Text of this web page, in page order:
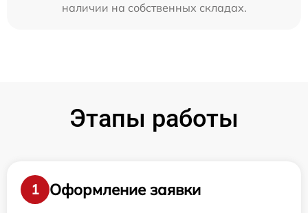
наличии на собственных складах.
Этапы работы
1
Оформление заявки